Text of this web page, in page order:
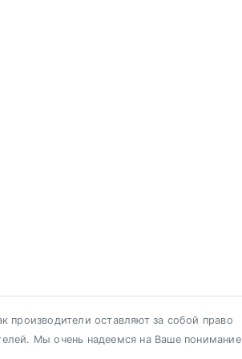
производители оставляют за собой право
Мы очень надеемся на Ваше понимание